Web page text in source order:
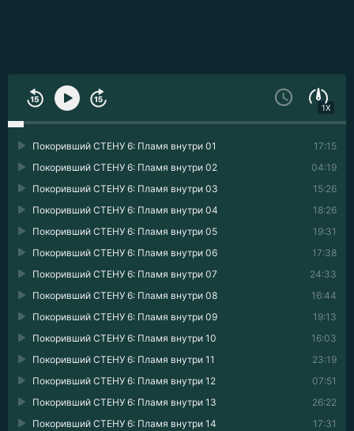
1X
17:15
Покоривший СТЕНУ 6: Пламя внутри 01
04:19
Покоривший СТЕНУ 6: Пламя внутри 02
15:26
Покоривший СТЕНУ 6: Пламя внутри 03
18:26
Покоривший СТЕНУ 6: Пламя внутри 04
19:31
Покоривший СТЕНУ 6: Пламя внутри 05
17:38
Покоривший СТЕНУ 6: Пламя внутри 06
24:33
Покоривший СТЕНУ 6: Пламя внутри 07
16:44
Покоривший СТЕНУ 6: Пламя внутри 08
19:13
Покоривший СТЕНУ 6: Пламя внутри 09
16:03
Покоривший СТЕНУ 6: Пламя внутри 10
23:19
Покоривший СТЕНУ 6: Пламя внутри 11
07:51
Покоривший СТЕНУ 6: Пламя внутри 12
26:22
Покоривший СТЕНУ 6: Пламя внутри 13
17:31
Покоривший СТЕНУ 6: Пламя внутри 14